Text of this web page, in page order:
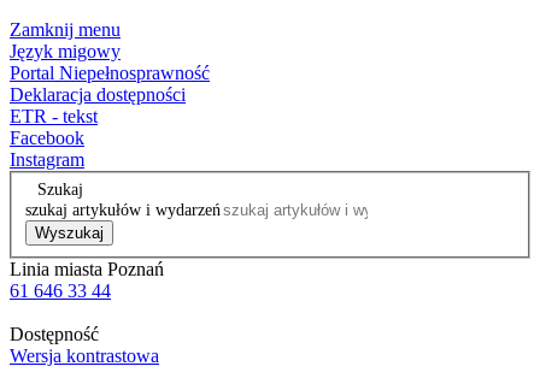
Zamknij menu
Język migowy
Portal Niepełnosprawność
Deklaracja dostępności
ETR - tekst
Facebook
Instagram
Szukaj
szukaj artykułów i wydarzeń
Wyszukaj
Linia miasta Poznań
61 646 33 44
Dostępność
Wersja kontrastowa